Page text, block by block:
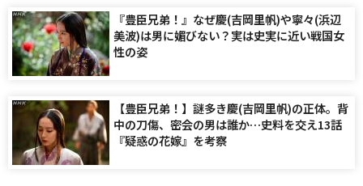
『豊臣兄弟！』なぜ慶(吉岡里帆)や寧々(浜辺
美波)は男に媚びない？実は史実に近い戦国女
性の姿
【豊臣兄弟！】謎多き慶(吉岡里帆)の正体。背
中の刀傷、密会の男は誰か…史料を交え13話
『疑惑の花嫁』を考察